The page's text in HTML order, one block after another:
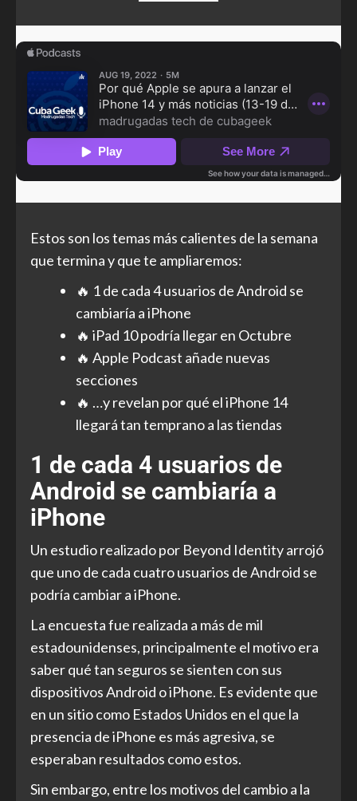
Estos son los temas más calientes de la semana
que termina y que te ampliaremos:
🔥 1 de cada 4 usuarios de Android se
cambiaría a iPhone
🔥 iPad 10 podría llegar en Octubre
🔥 Apple Podcast añade nuevas
secciones
🔥 …y revelan por qué el iPhone 14
llegará tan temprano a las tiendas
1 de cada 4 usuarios de
Android se cambiaría a
iPhone
Un estudio realizado por Beyond Identity arrojó
que uno de cada cuatro usuarios de Android se
podría cambiar a iPhone.
La encuesta fue realizada a más de mil
estadounidenses, principalmente el motivo era
saber qué tan seguros se sienten con sus
dispositivos Android o iPhone. Es evidente que
en un sitio como Estados Unidos en el que la
presencia de iPhone es más agresiva, se
esperaban resultados como estos.
Sin embargo, entre los motivos del cambio a la